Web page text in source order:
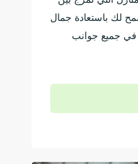
لك باستعادة جمال
جميع جوانب